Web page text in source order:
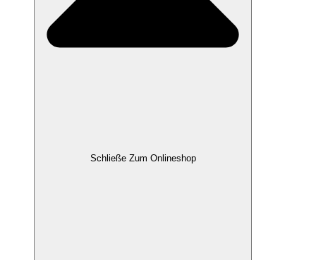
Schließe Zum Onlineshop